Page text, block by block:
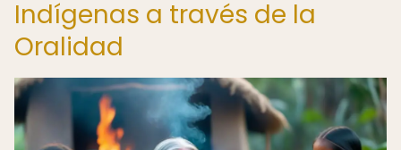
Indígenas a través de la
Oralidad